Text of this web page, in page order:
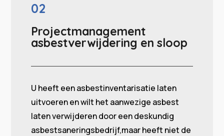
02
Projectmanagement
asbestverwijdering en sloop
U heeft een asbestinventarisatie laten
uitvoeren en wilt het aanwezige asbest
laten verwijderen door een deskundig
asbestsaneringsbedrijf,maar heeft niet de